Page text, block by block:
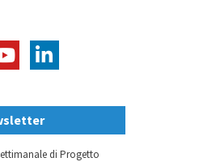
di Progetto